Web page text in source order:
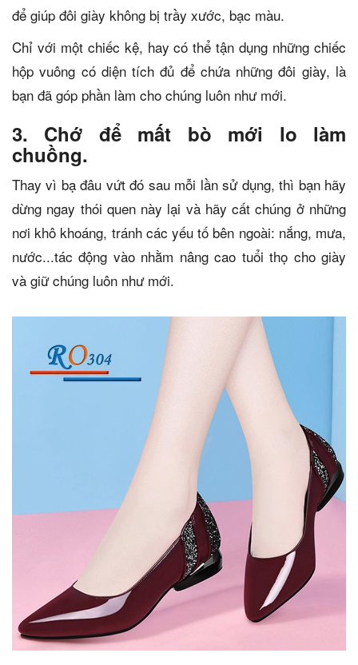
để giúp đôi giày không bị trầy xước, bạc màu.
Chỉ với một chiếc kệ, hay có thể tận dụng những chiếc
hộp vuông có diện tích đủ để chứa những đôi giày, là
bạn đã góp phần làm cho chúng luôn như mới.
3. Chớ để mất bò mới lo làm
chuồng.
Thay vì bạ đâu vứt đó sau mỗi lần sử dụng, thì bạn hãy
dừng ngay thói quen này lại và hãy cất chúng ở những
nơi khô khoáng, tránh các yếu tố bên ngoài: nắng, mưa,
nước...tác động vào nhằm nâng cao tuổi thọ cho giày
và giữ chúng luôn như mới.